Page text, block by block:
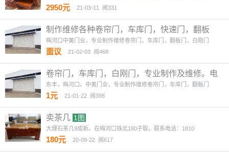
2950元 21-03-11 阅331
制作维修各种卷帘门，车库门，快速门，翻板
门，水晶卷帘门。热线2图
梅河口中美门业，专业制作维修卷帘门，车库门，翻板门，白刚门
面议 21-02-03 阅468
卷帘门，车库门，白刚门，专业制作及维修。电
话136343532图
东丰，梅河口。中美门业，专业制作维修卷帘门，车库门，翻板门
1元 21-01-22 阅398
卖茶几 1图
大理石茶几9成新。在梅河口铁北180子取。联系电话：1810
180元 20-09-22 阅617